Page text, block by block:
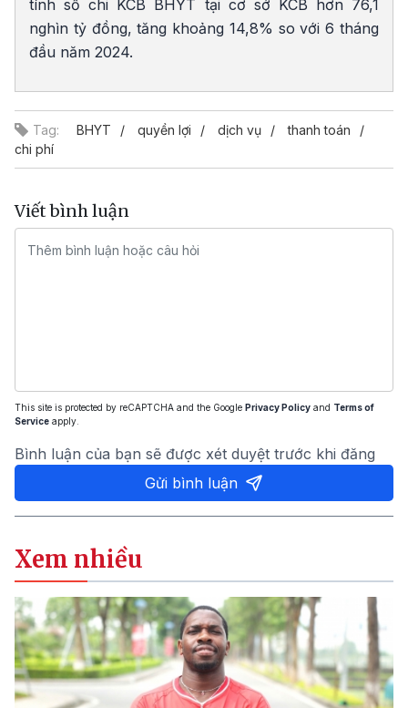
tính số chi KCB BHYT tại cơ sở KCB hơn 76,1
nghìn tỷ đồng, tăng khoảng 14,8% so với 6 tháng
đầu năm 2024.
Tag: BHYT quyền lợi dịch vụ
thanh toán
chi phí
Viết bình luận
This site is protected by reCAPTCHA and the Google Privacy Policy and Terms of
Service apply.
Bình luận của bạn sẽ được xét duyệt trước khi đăng
Gửi bình luận
Xem nhiều